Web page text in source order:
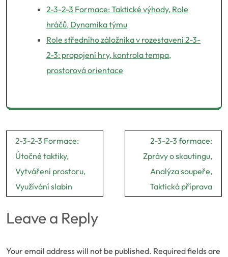
2-3-2-3 Formace: Taktické výhody, Role
hráčů, Dynamika týmu
Role středního záložníka v rozestavení 2-3-
2-3: propojení hry, kontrola tempa,
prostorová orientace
Post
navigation
2-3-2-3 Formace:
Útočné taktiky,
Vytváření prostoru,
Využívání slabin
2-3-2-3 formace:
Zprávy o skautingu,
Analýza soupeře,
Taktická příprava
Leave a Reply
Your email address will not be published. Required fields are